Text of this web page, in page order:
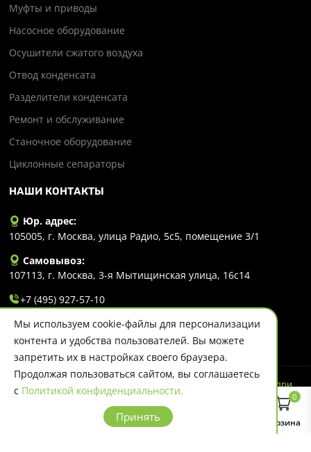
Каталог Корзина
0
Муфты и приводы
Насосное оборудование
Осушители сжатого воздуха
Отвод конденсата
Разделители конденсата
Ремонт и обслуживание
Станочное оборудование
Циклонные сепараторы
НАШИ КОНТАКТЫ
Юр. адрес:
105005, г. Москва, улица Радио, 5с5, помещение 3/1
Самовывоз:
107113, г. Москва, 3-я Мытищинская улица, 16с14
+7 (495) 927-57-10
info@evlart.ru
© 2026 Evlart. Сайт несет информационный характер и ни при
каких обстоятельствах не является публичной офертой.
Политика конфиденциальности
Мы используем cookie-файлы для персонализации
контента и удобства пользователей. Вы можете
запретить их в настройках своего браузера.
Продолжая пользоваться сайтом, вы соглашаетесь
с Политикой конфиденциальности.
Принять